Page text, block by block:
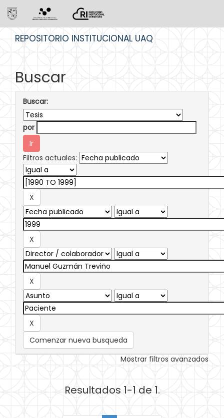
REPOSITORIO INSTITUCIONAL UAQ
Buscar
Buscar:
por
Filtros actuales:
Comenzar nueva busqueda
Mostrar filtros avanzados
Resultados 1-1 de 1.